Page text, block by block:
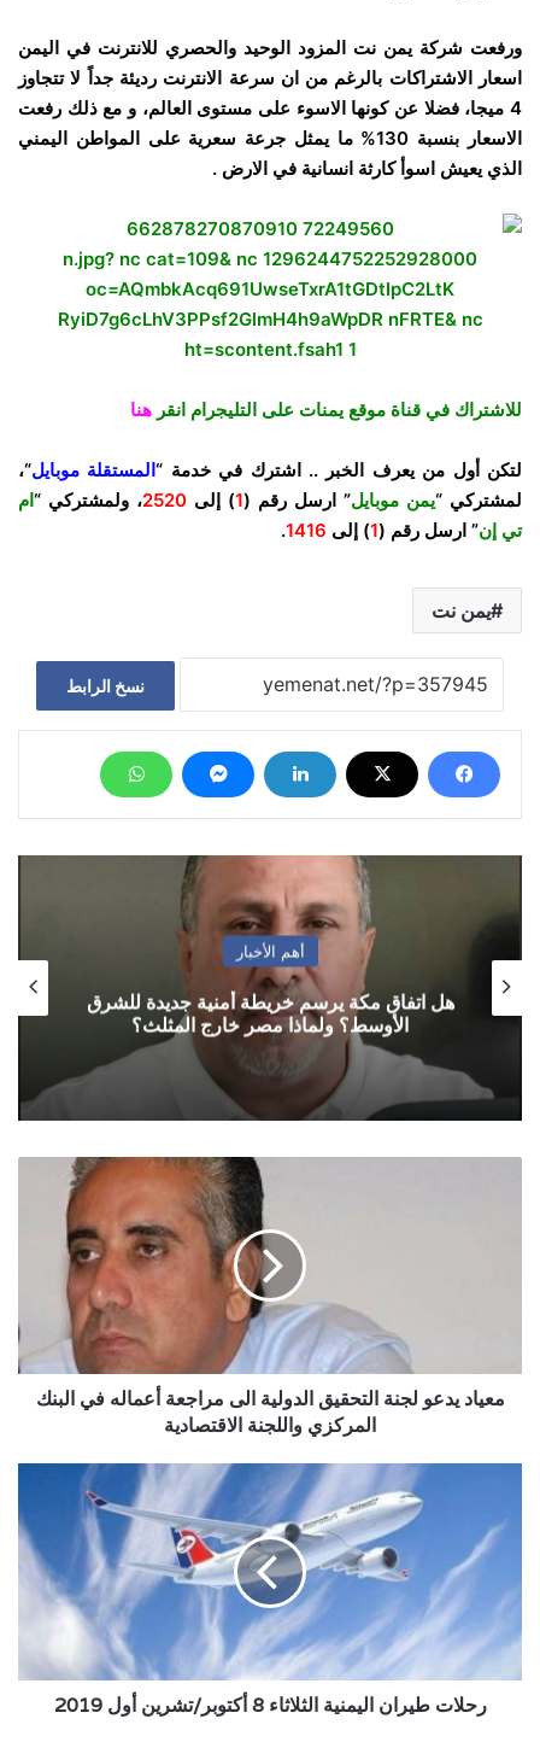
ورفعت شركة يمن نت المزود الوحيد والحصري للانترنت في اليمن
اسعار الاشتراكات بالرغم من ان سرعة الانترنت رديئة جداً لا تتجاوز
4 ميجا، فضلا عن كونها الاسوء على مستوى العالم، و مع ذلك رفعت
الاسعار بنسبة 130% ما يمثل جرعة سعرية على المواطن اليمني
الذي يعيش اسوأ كارثة انسانية في الارض .
للاشتراك في قناة موقع يمنات على التليجرام انقر هنا
لتكن أول من يعرف الخبر .. اشترك في خدمة “المستقلة موبايل“،
لمشتركي “يمن موبايل” ارسل رقم (1) إلى 2520، ولمشتركي “ام
تي إن” ارسل رقم (1) إلى 1416
.
يمن نت
نسخ الرابط
أهم الأخبار
هل اتفاق مكة يرسم خريطة أمنية جديدة للشرق
الأوسط؟ ولماذا مصر خارج المثلث؟
في
البنكمعياد يدعو لجنة التحقيق الدولية الى مراجعة أعماله في البنك
المركزي واللجنة الاقتصادية
اليمنية
الثلاثاء
أكتوبر/
تشرين
أول
2019
رحلات طيران اليمنية الثلاثاء 8 أكتوبر/تشرين أول 2019